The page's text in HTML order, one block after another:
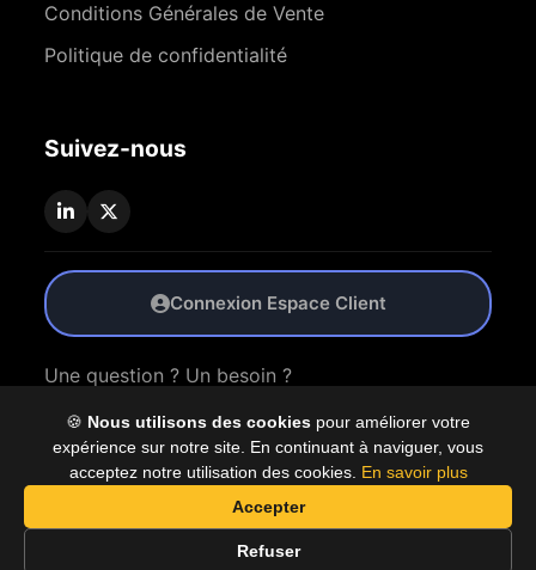
🍪 Nous utilisons des cookies pour améliorer votre
expérience sur notre site. En continuant à naviguer, vous
acceptez notre utilisation des cookies. En savoir plus
Accepter
Refuser
Conditions Générales de Vente
Politique de confidentialité
Suivez-nous
Connexion Espace Client
Une question ? Un besoin ?
Nous Contacter
© 2026 Coproly. Tous droits réservés.